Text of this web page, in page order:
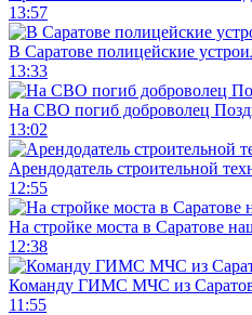
13:57
В Саратове полицейские
13:33
На СВО погиб доброволец
13:02
Арендодатель строительной
12:55
На стройке моста в Саратове
12:38
Команду ГИМС МЧС из
11:55